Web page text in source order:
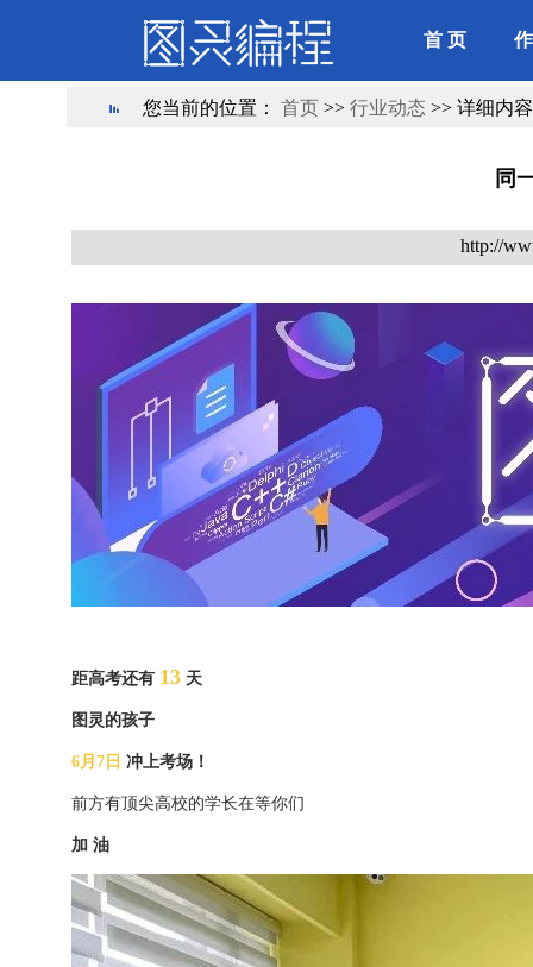
首 页
您当前的位置： 首页 >> 行业动态 >> 详细内容
同
http://
距高考还有 13 天
图灵的孩子
6月7日 冲上考场！
前方有顶尖高校的学长在等你们
加 油